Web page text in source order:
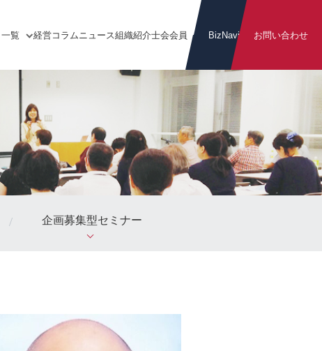
一覧 経営コラムニュース組織紹介士会会員 BizNavi お問い合わせ
企画募集型セミナー